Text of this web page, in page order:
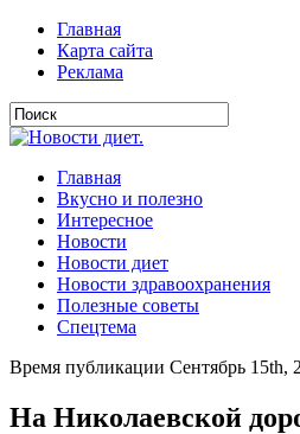
Главная
Карта сайта
Реклама
Главная
Вкусно и полезно
Интересное
Новости
Новости диет
Новости здравоохранения
Полезные советы
Спецтема
Время публикации Сентябрь 15th,
На Николаевской